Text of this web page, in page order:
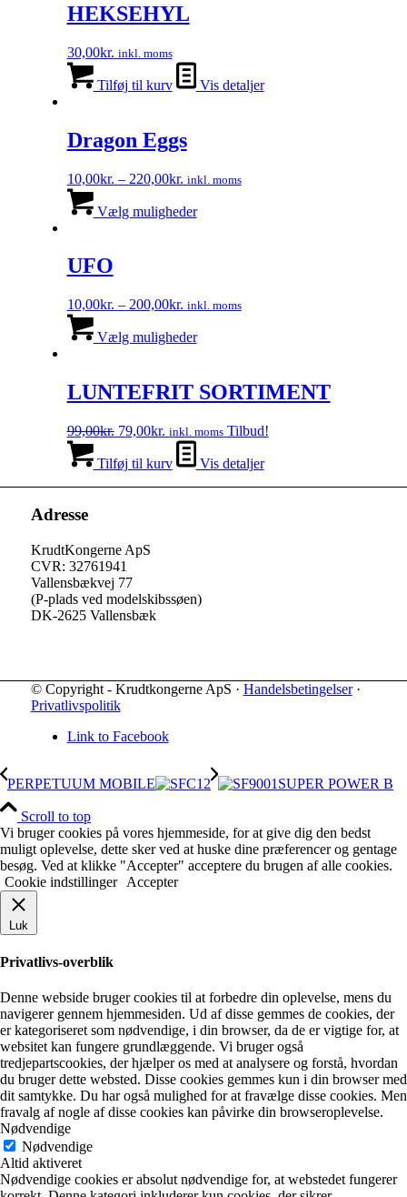
HEKSEHYL
30,00kr. inkl. moms
Tilføj til kurv Vis detaljer
Dragon Eggs
10,00kr. – 220,00kr. Prisinterval:
til
inkl. moms
Vælg mulighedervare
vælges
varesiden
UFO
10,00kr. – 200,00kr. Prisinterval:
til
inkl. moms
Vælg mulighedervare
varianter.
Mulighederne
vælges
varesiden
LUNTEFRIT SORTIMENT
99,00kr. Den
oprindelige
pris
79,00kr. Den
aktuelle
pris
inkl. moms Tilbud!
Tilføj til kurv Vis detaljer
Adresse
KrudtKongerne ApS
CVR: 32761941
Vallensbækvej 77
(P-plads ved modelskibssøen)
DK-2625 Vallensbæk
© Copyright - Krudtkongerne ApS · Handelsbetingelser·
Privatlivspolitik
Link to Facebook
PERPETUUM MOBILE SUPER POWER B
Scroll to top
Vi bruger cookies på vores hjemmeside, for at give dig den bedst
muligt oplevelse, dette sker ved at huske dine præferencer og gentage
besøg. Ved at klikke "Accepter" acceptere du brugen af alle cookies.
Cookie indstillinger
Accepter
Luk
Privatlivs-overblik
Denne webside bruger cookies til at forbedre din oplevelse, mens du
navigerer gennem hjemmesiden. Ud af disse gemmes de cookies, der
er kategoriseret som nødvendige, i din browser, da de er vigtige for, at
websitet kan fungere grundlæggende. Vi bruger også
tredjepartscookies, der hjælper os med at analysere og forstå, hvordan
du bruger dette websted. Disse cookies gemmes kun i din browser med
dit samtykke. Du har også mulighed for at fravælge disse cookies. Men
fravalg af nogle af disse cookies kan påvirke din browseroplevelse.
Nødvendige
Nødvendige
Altid aktiveret
Nødvendige cookies er absolut nødvendige for, at webstedet fungerer